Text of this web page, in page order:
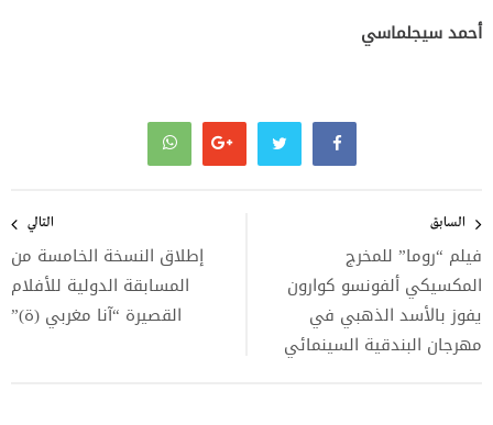
أحمد سيجلماسي
المقالات
السابق
فيلم “روما” للمخرج
المكسيكي ألفونسو كوارون
يفوز بالأسد الذهبي في
مهرجان البندقية السينمائي
التالي
إطلاق النسخة الخامسة من
المسابقة الدولية للأفلام
القصيرة “آنا مغربي (ة)”